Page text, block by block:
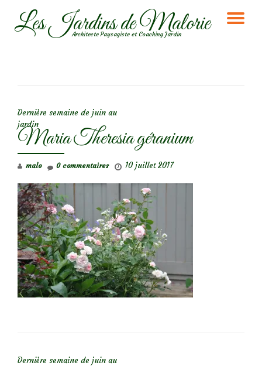
AllerLes Jardins de Malorie
Architecte Paysagiste et Coaching Jardin
Dernière semaine de juin au
jardin
Maria Theresia géranium
malo 10 juillet 2017
0 commentaires
Dernière semaine de juin au